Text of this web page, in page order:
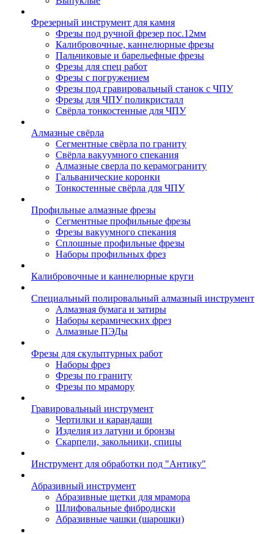
Фрезерный инструмент для камня
Фрезы под ручной фрезер пос.12мм
Калибровочные, каннелюрные фрезы
Пальчиковые и барельефные фрезы
Фрезы для спец работ
Фрезы с погружением
Фрезы под гравировальный станок с ЧПУ
Фрезы для ЧПУ поликристалл
Свёрла тонкостенные для ЧПУ
Алмазные свёрла
Сегментные свёрла по граниту
Свёрла вакуумного спекания
Алмазные сверла по керамограниту
Гальванические коронки
Тонкостенные свёрла для ЧПУ
Профильные алмазные фрезы
Сегментные профильные фрезы
Фрезы вакуумного спекания
Сплошные профильные фрезы
Наборы профильных фрез
Калибровочные и каннелюрные круги
Специальный полировальный алмазный инструмент
Алмазная бумага и затиры
Наборы керамических фрез
Алмазные ПЭДы
Фрезы для скульптурных работ
Наборы фрез
Фрезы по граниту
Фрезы по мрамору
Гравировальный инструмент
Чертилки и карандаши
Изделия из латуни и бронзы
Скарпели, закольники, спицы
Инструмент для обработки под "Антику"
Абразивный инструмент
Абразивные щетки для мрамора
Шлифовальные фибродиски
Абразивные чашки (шарошки)